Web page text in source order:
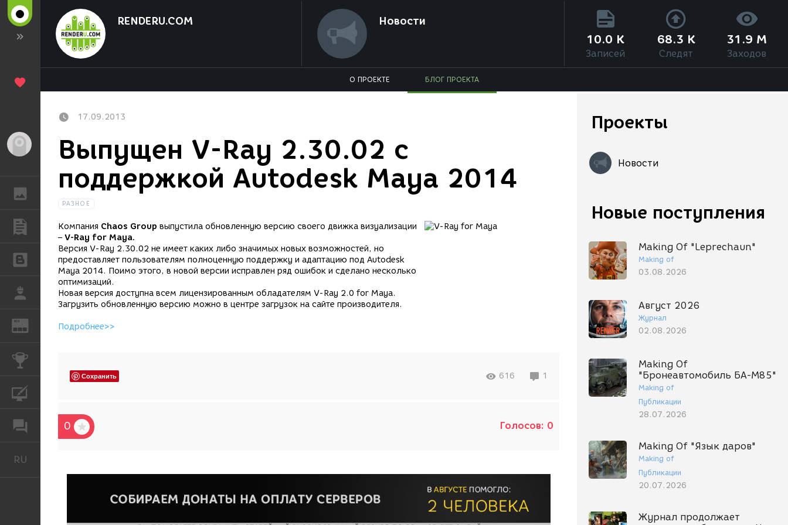
ПУБЛИКАЦИИ
БЛОГИ
РАБОТА
REN ЖУРНАЛ
ФОРУМ
RU
RENDERU.COM Новости
10.0 K
Записей
68.3 K
Следят
31.9 M
Заходов
О ПРОЕКТЕ БЛОГ ПРОЕКТА
Проекты
Новости
Новые поступления
Making Of "Leprechaun"
Making of
03.08.2026
Август 2026
Журнал
02.08.2026
Making Of
"Бронеавтомобиль БА-М85"
Making of
Публикации
28.07.2026
Making Of "Язык даров"
Making of
Публикации
20.07.2026
Журнал продолжает
17.09.2013
Выпущен V-Ray 2.30.02 с
поддержкой Autodesk Maya 2014
РАЗНОЕ
Компания Chaos Group выпустила обновленную версию своего движка визуализации
– V-Ray for Maya.
Версия V-Ray 2.30.02 не имеет каких либо значимых новых возможностей, но
предоставляет пользователям полноценную поддержку и адаптацию под Autodesk
Maya 2014. Поимо этого, в новой версии исправлен ряд ошибок и сделано несколько
оптимизаций.
Новая версия доступна всем лицензированным обладателям V-Ray 2.0 for Maya.
Загрузить обновленную версию можно в центре загрузок на сайте производителя.
Подробнее>>
Сохранить 616 1
0 Голосов: 0